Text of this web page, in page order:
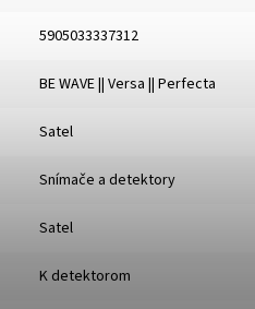
5905033337312
BE WAVE || Versa || Perfecta
Satel
Snímače a detektory
Satel
K detektorom